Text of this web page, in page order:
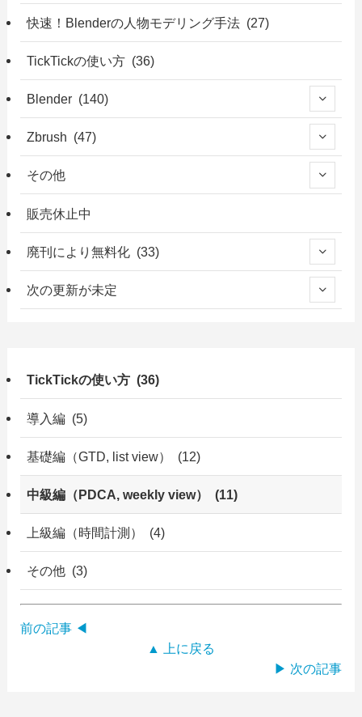
快速！Blenderの人物モデリング手法 (27)
TickTickの使い方 (36)
Blender (140)
Zbrush (47)
その他
販売休止中
廃刊により無料化 (33)
次の更新が未定
TickTickの使い方 (36)
導入編 (5)
基礎編（GTD, list view） (12)
中級編（PDCA, weekly view） (11)
上級編（時間計測） (4)
その他 (3)
前の記事 ◀
▲ 上に戻る
▶ 次の記事